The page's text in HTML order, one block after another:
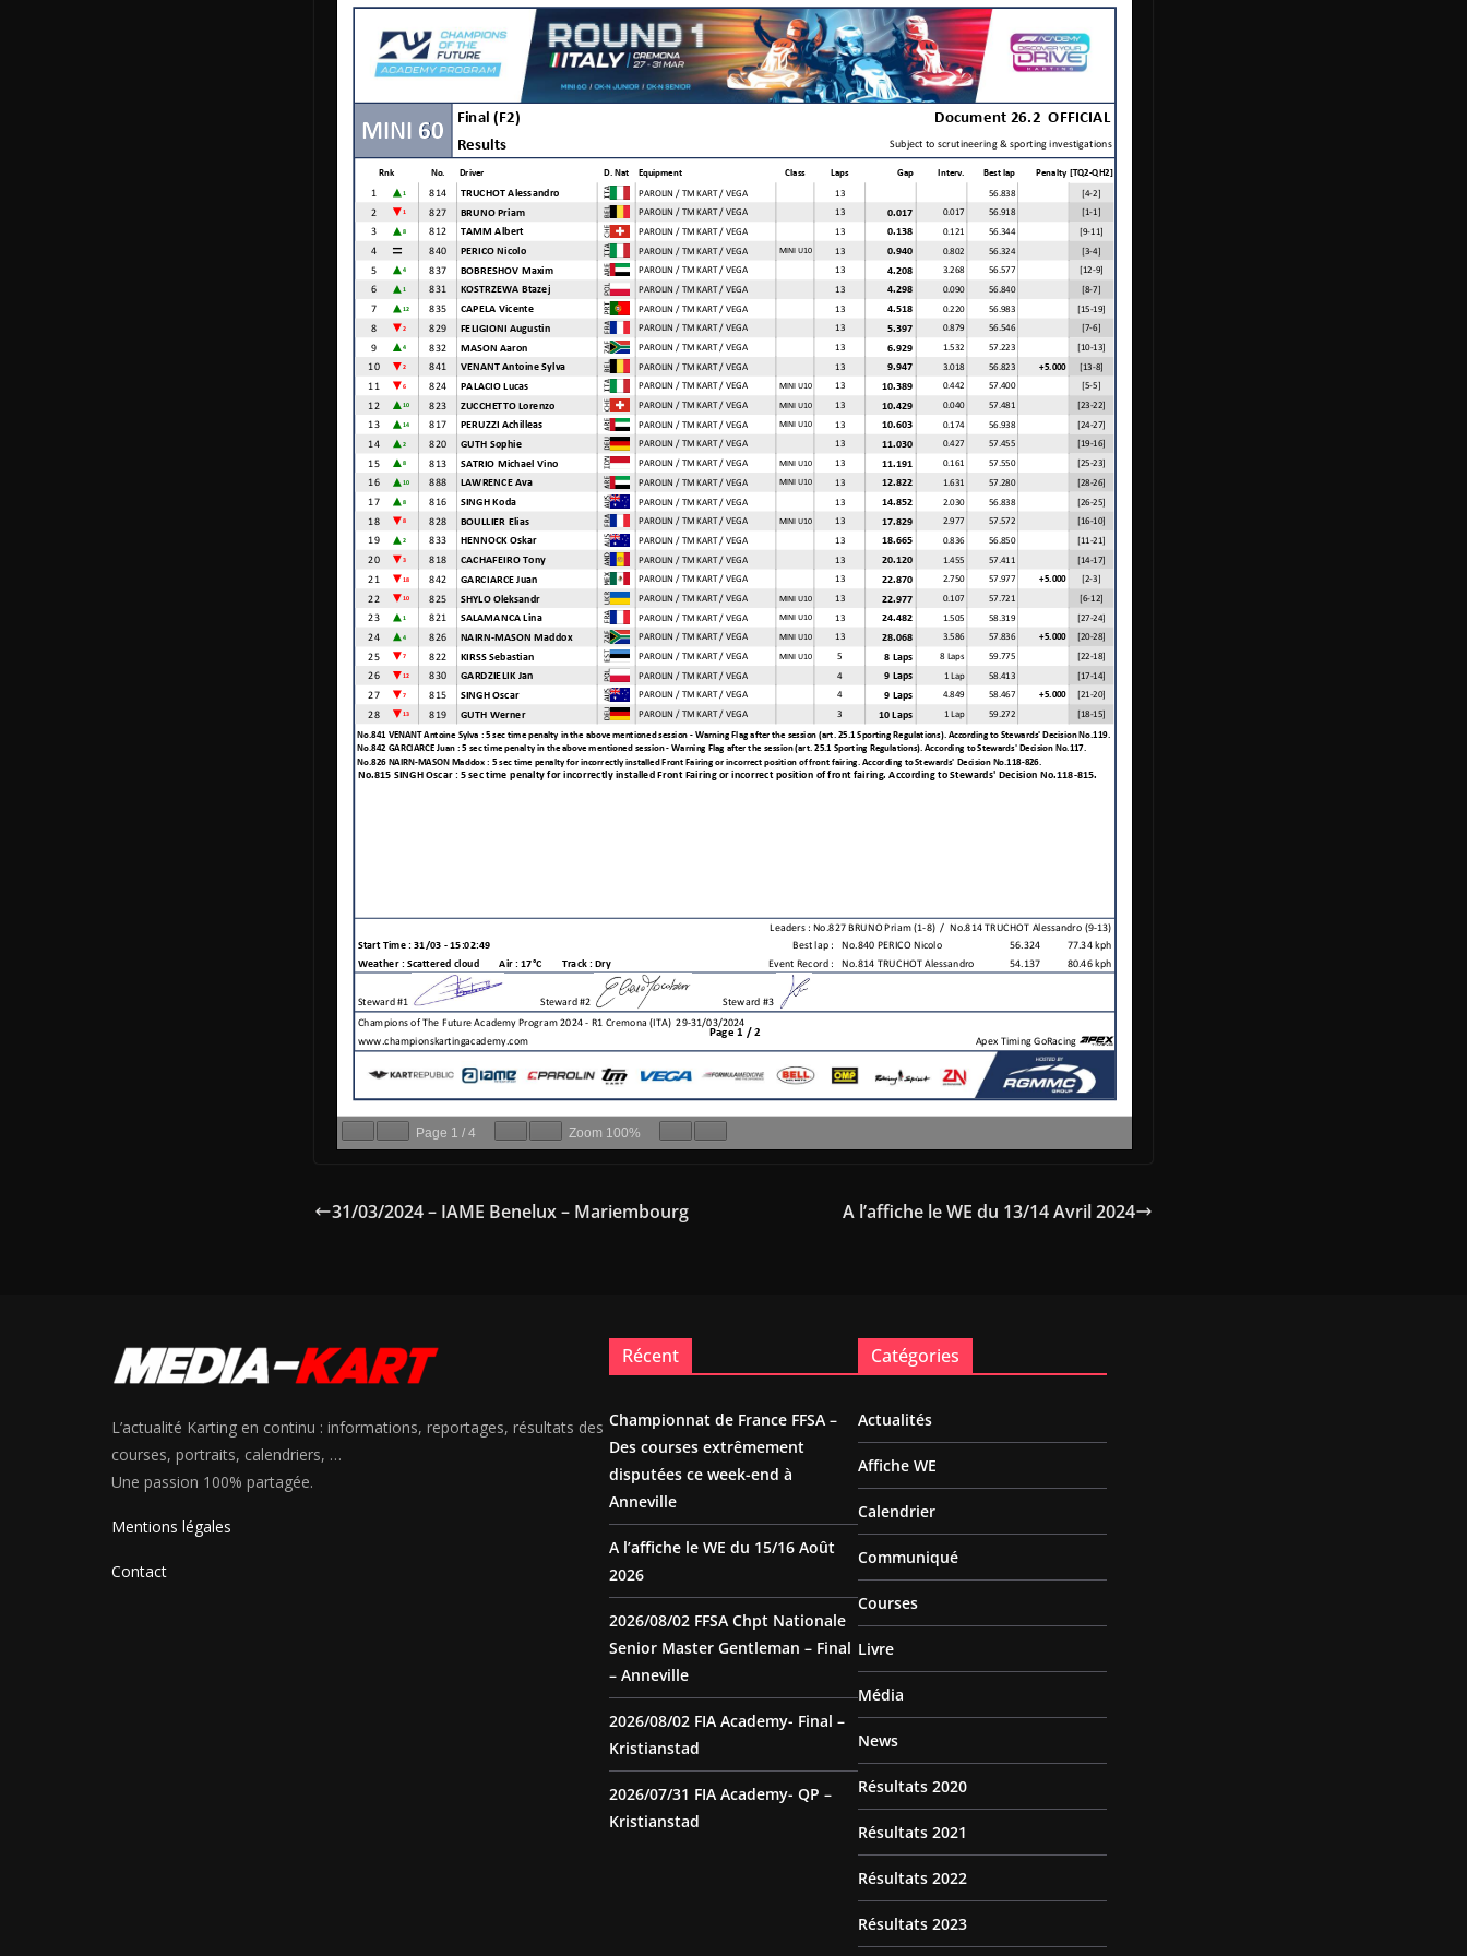
Page 1 / 4 Zoom 100%
31/03/2024 – IAME Benelux – Mariembourg A l’affiche le WE du 13/14 Avril 2024
L’actualité Karting en continu : informations, reportages, résultats des
courses, portraits, calendriers, …
Une passion 100% partagée.
Mentions légales
Contact
Récent
Championnat de France FFSA –
Des courses extrêmement
disputées ce week-end à
Anneville
A l’affiche le WE du 15/16 Août
2026
2026/08/02 FFSA Chpt Nationale
Senior Master Gentleman – Final
– Anneville
2026/08/02 FIA Academy- Final –
Kristianstad
2026/07/31 FIA Academy- QP –
Kristianstad
Catégories
Actualités
Affiche WE
Calendrier
Communiqué
Courses
Livre
Média
News
Résultats 2020
Résultats 2021
Résultats 2022
Résultats 2023